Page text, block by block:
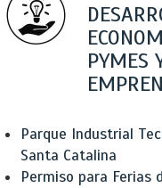
PYMES
Parque Industrial
Santa Catalina
Permiso para Ferias